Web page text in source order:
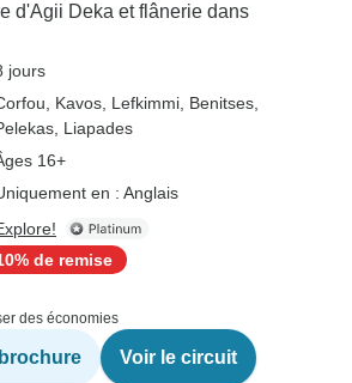
d'Agii Deka et flânerie dans
jours
, Kavos , Lefkimmi , Benitses
, Liapades
16+
en : Anglais
de remise
des économies
Voir le circuit